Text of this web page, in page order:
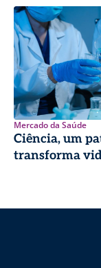
Mercado da Saúde
Ciência, um
transforma